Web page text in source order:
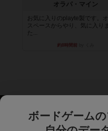
オラパ・マイン
お気に入りのplayte製です。
スペースからやり、気に入りま
た...
約8時間前
ボードゲームの